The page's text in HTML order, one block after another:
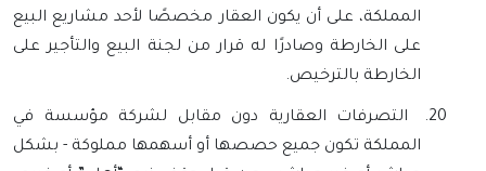
المملكة، على أن يكون العقار مخصصًا لأحد مشاريع البيع
على الخارطة وصادرًا له قرار من لجنة البيع والتأجير على
الخارطة بالترخيص.
20.
التصرفات العقارية دون مقابل لشركة مؤسسة في
المملكة تكون جميع حصصها أو أسهمها مملوكة - بشكل